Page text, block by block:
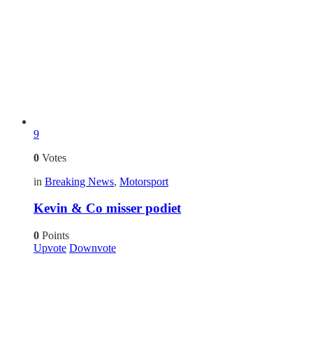
9
0 Votes
in Breaking News, Motorsport
Kevin & Co misser podiet
0 Points
Upvote Downvote